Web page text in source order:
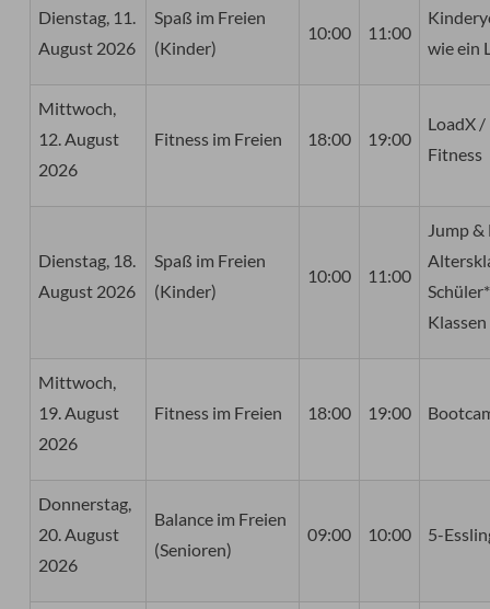
Dienstag, 11.
August 2026
Spaß im Freien
(Kinder)
10:00 11:00
wie ein
Mittwoch,
12. August
2026
Fitness im Freien 18:00 19:00
LoadX
Fitness
Dienstag, 18.
August 2026
Spaß im Freien
(Kinder)
10:00 11:00
Jump &
Mittwoch,
19. August
2026
Fitness im Freien 18:00 19:00
Donnerstag,
20. August
2026
Balance im Freien
(Senioren)
09:00 10:00 5-